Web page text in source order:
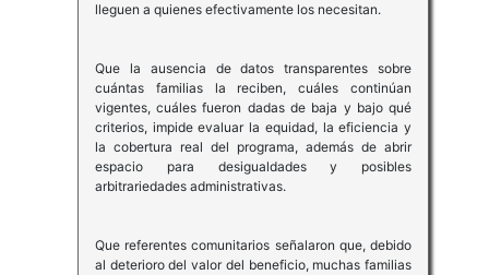
lleguen a quienes efectivamente los necesitan.
Que la ausencia de datos transparentes sobre
cuántas familias la reciben, cuáles continúan
vigentes, cuáles fueron dadas de baja y bajo qué
criterios, impide evaluar la equidad, la eficiencia y
la cobertura real del programa, además de abrir
espacio para desigualdades y posibles
arbitrariedades administrativas.
Que referentes comunitarios señalaron que, debido
al deterioro del valor del beneficio, muchas familias